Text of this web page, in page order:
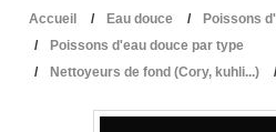
Accueil Eau douce
Poissons
Poissons d'eau douce par type
Nettoyeurs de fond (Cory, kuhli...)